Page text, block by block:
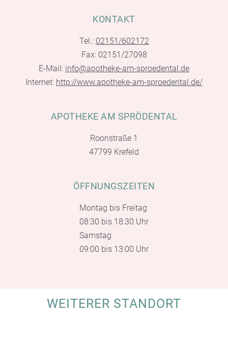
KONTAKT
Tel.: 02151/602172
Fax: 02151/27098
E-Mail: info@apotheke-am-sproedental.de
Internet: http://www.apotheke-am-sproedental.de/
APOTHEKE AM SPRÖDENTAL
Roonstraße 1
47799 Krefeld
ÖFFNUNGSZEITEN
Montag bis Freitag
08:30 bis 18:30 Uhr
Samstag
09:00 bis 13:00 Uhr
WEITERER STANDORT